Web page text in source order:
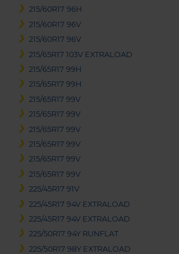
215/60R17 96H
215/60R17 96V
215/60R17 96V
215/65R17 103V EXTRALOAD
215/65R17 99H
215/65R17 99H
215/65R17 99V
215/65R17 99V
215/65R17 99V
215/65R17 99V
215/65R17 99V
215/65R17 99V
225/45R17 91V
225/45R17 94V EXTRALOAD
225/45R17 94V EXTRALOAD
225/50R17 94Y RUNFLAT
225/50R17 98Y EXTRALOAD